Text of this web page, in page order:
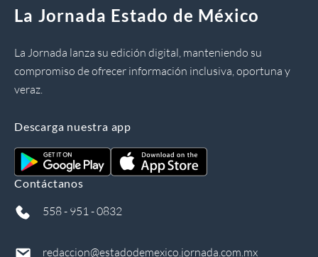
La Jornada Estado de México
La Jornada lanza su edición digital, manteniendo su
compromiso de ofrecer información inclusiva, oportuna y
veraz.
Descarga nuestra app
Contáctanos
558 - 951 - 0832
redaccion@estadodemexico.jornada.com.mx